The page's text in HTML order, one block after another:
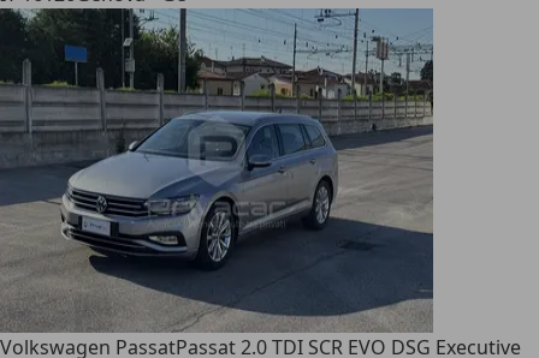
Volkswagen PassatPassat 2.0 TDI SCR EVO DSG Executive